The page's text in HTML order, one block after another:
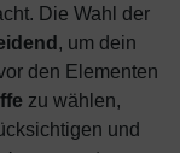
Die Wahl der
, um dein
den Elementen
zu wählen,
und